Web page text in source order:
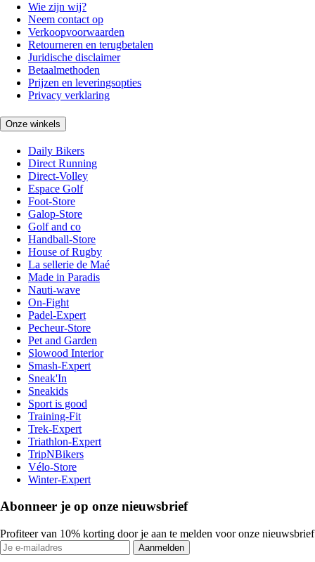
Wie zijn wij?
Neem contact op
Verkoopvoorwaarden
Retourneren en terugbetalen
Juridische disclaimer
Betaalmethoden
Prijzen en leveringsopties
Privacy verklaring
Onze winkels
Daily Bikers
Direct Running
Direct-Volley
Espace Golf
Foot-Store
Galop-Store
Golf and co
Handball-Store
House of Rugby
La sellerie de Maé
Made in Paradis
Nauti-wave
On-Fight
Padel-Expert
Pecheur-Store
Pet and Garden
Slowood Interior
Smash-Expert
Sneak'In
Sneakids
Sport is good
Training-Fit
Trek-Expert
Triathlon-Expert
TripNBikers
Vélo-Store
Winter-Expert
Abonneer je op onze nieuwsbrief
Profiteer van 10% korting door je aan te melden voor onze nieuwsbrief
Aanmelden